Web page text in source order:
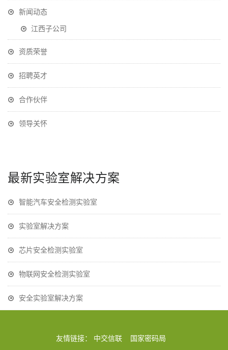
新闻动态
江西子公司
资质荣誉
招聘英才
合作伙伴
领导关怀
最新实验室解决方案
智能汽车安全检测实验室
实验室解决方案
芯片安全检测实验室
物联网安全检测实验室
安全实验室解决方案
友情链接： 中交信联 国家密码局